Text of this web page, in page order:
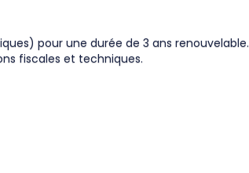
pour une durée de 3 ans renouvelable.
fiscales et techniques.